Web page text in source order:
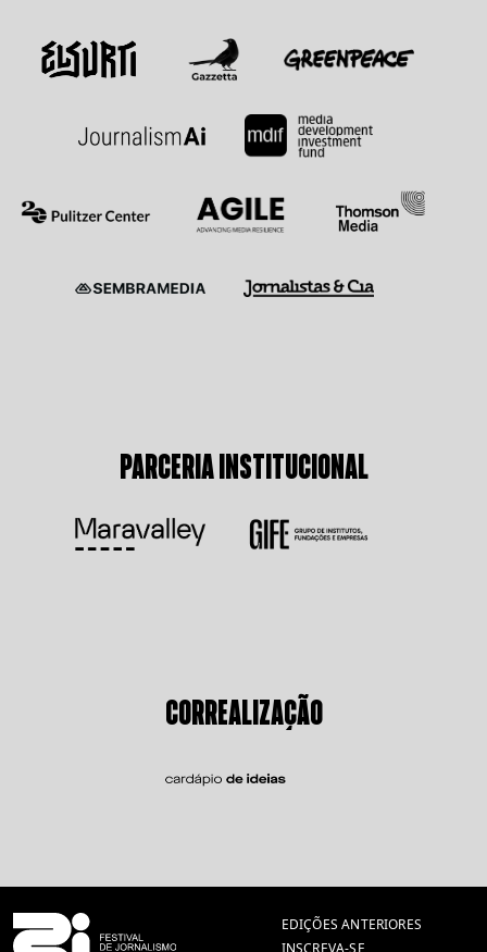
PARCERIA INSTITUCIONAL
CORREALIZAÇÃO
EDIÇÕES ANTERIORES
INSCREVA-SE